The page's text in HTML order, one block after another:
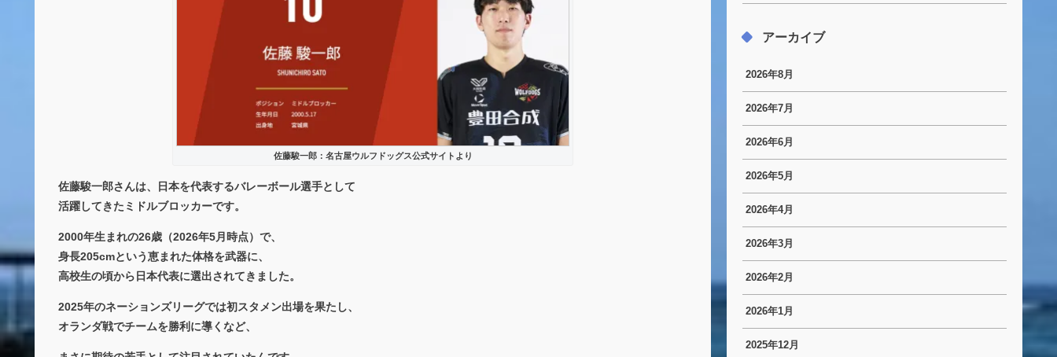
佐藤駿一郎：名古屋ウルフドッグス公式サイトより
佐藤駿一郎さんは、 日本を代表するバレーボール選手として
活躍してきたミドルブロッカーです。
2000年生まれの26歳（2026年5月時点）で、
身長205cmという恵まれた体格を武器に、
高校生の頃から日本代表に選出されてきました。
2025年のネーションズリーグでは初スタメン出場を果たし、
オランダ戦でチームを勝利に導くなど、
アーカイブ
2026年8月
2026年7月
2026年6月
2026年5月
2026年4月
2026年3月
2026年2月
2026年1月
2025年12月